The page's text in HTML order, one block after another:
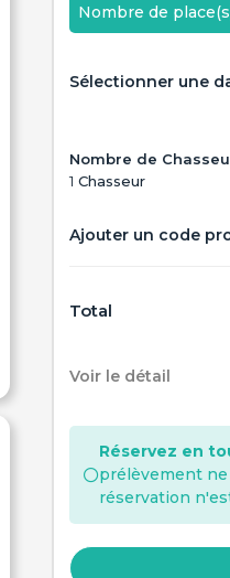
Nombre de
Sélectionner une
Nombre de
1 Chasseur
Ajouter un code
Total
Voir le détail
Réservez en
prélèvement
réservation